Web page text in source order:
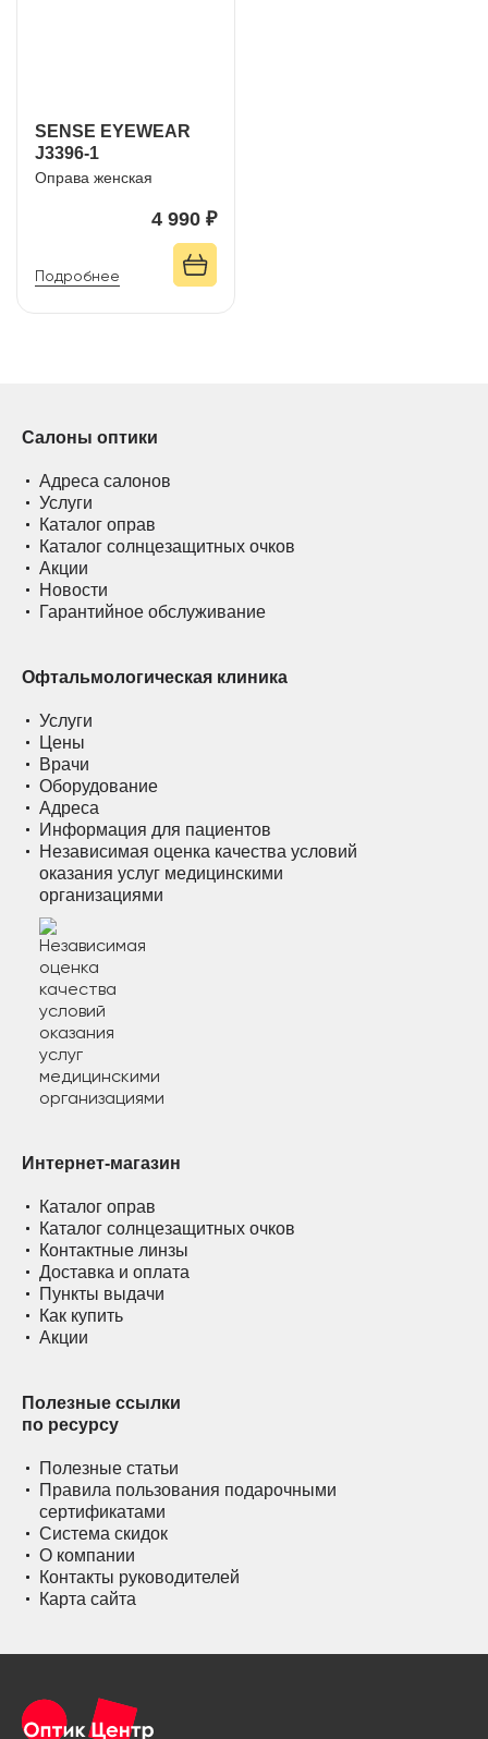
SENSE EYEWEAR
J3396-1
Оправа женская
4 990 ₽
Подробнее
Салоны оптики
Адреса салонов
Услуги
Каталог оправ
Каталог солнцезащитных очков
Акции
Новости
Гарантийное обслуживание
Офтальмологическая клиника
Услуги
Цены
Врачи
Оборудование
Адреса
Информация для пациентов
Независимая оценка качества условий
оказания услуг медицинскими
организациями
Интернет-магазин
Каталог оправ
Каталог солнцезащитных очков
Контактные линзы
Доставка и оплата
Пункты выдачи
Как купить
Акции
Полезные ссылки
по ресурсу
Полезные статьи
Правила пользования подарочными
сертификатами
Система скидок
О компании
Контакты руководителей
Карта сайта